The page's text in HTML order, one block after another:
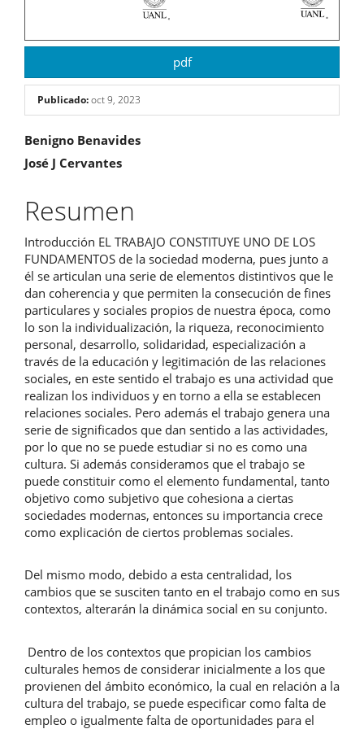
pdf
Publicado:oct 9, 2023
Contenido
principal
del
artículo
Benigno Benavides
José J Cervantes
Resumen
Introducción EL TRABAJO CONSTITUYE UNO DE LOS
FUNDAMENTOS de la sociedad moderna, pues junto a
él se articulan una serie de elementos distintivos que le
dan coherencia y que permiten la consecución de fines
particulares y sociales propios de nuestra época, como
lo son la individualización, la riqueza, reconocimiento
personal, desarrollo, solidaridad, especialización a
través de la educación y legitimación de las relaciones
sociales, en este sentido el trabajo es una actividad que
realizan los individuos y en torno a ella se establecen
relaciones sociales. Pero además el trabajo genera una
serie de significados que dan sentido a las actividades,
por lo que no se puede estudiar si no es como una
cultura. Si además consideramos que el trabajo se
puede constituir como el elemento fundamental, tanto
objetivo como subjetivo que cohesiona a ciertas
sociedades modernas, entonces su importancia crece
como explicación de ciertos problemas sociales.
Del mismo modo, debido a esta centralidad, los
cambios que se susciten tanto en el trabajo como en sus
contextos, alterarán la dinámica social en su conjunto.
Dentro de los contextos que propician los cambios
culturales hemos de considerar inicialmente a los que
provienen del ámbito económico, la cual en relación a la
cultura del trabajo, se puede especificar como falta de
empleo o igualmente falta de oportunidades para el